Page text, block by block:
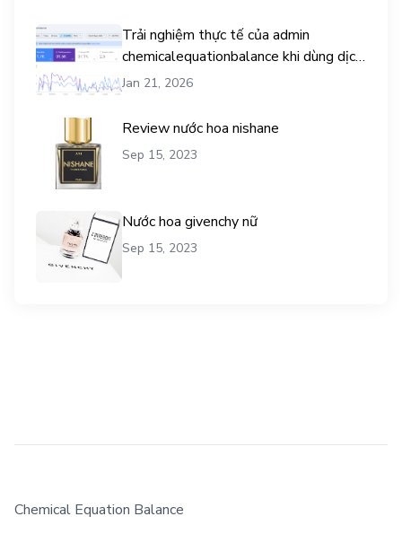
Trải nghiệm thực tế của admin
chemicalequationbalance khi dùng dịch
vụ mua traffic user
Jan 21, 2026
Review nước hoa nishane
Sep 15, 2023
Nước hoa givenchy nữ
Sep 15, 2023
Chemical Equation Balance